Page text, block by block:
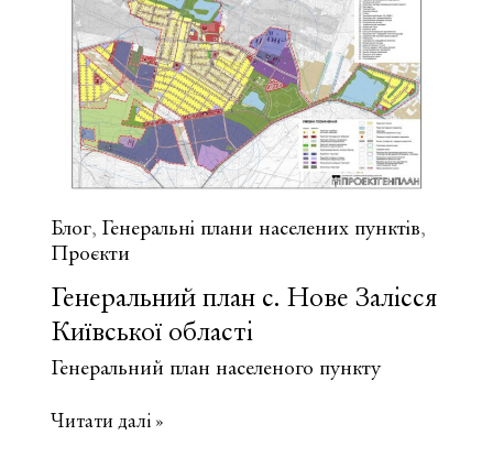
області
Блог, Генеральні плани населених пунктів,
Проєкти
Генеральний план с. Нове Залісся
Київської області
Генеральний план населеного пункту
Генеральний
Читати далі »